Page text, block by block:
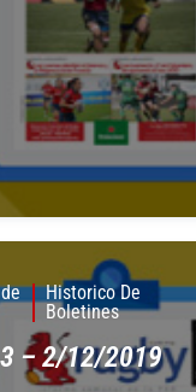
Historico De
Boletines
– 2/12/2019